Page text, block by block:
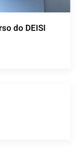
do DEISI